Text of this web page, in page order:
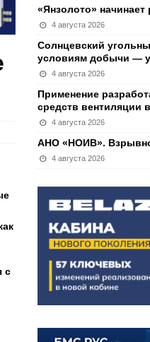
с
«Янзолото» начинает
4 августа 2026
Солнцевский
условиям добычи —
4 августа 2026
Применение
средств вентиляции
4 августа 2026
АНО «НОИВ».
4 августа 2026